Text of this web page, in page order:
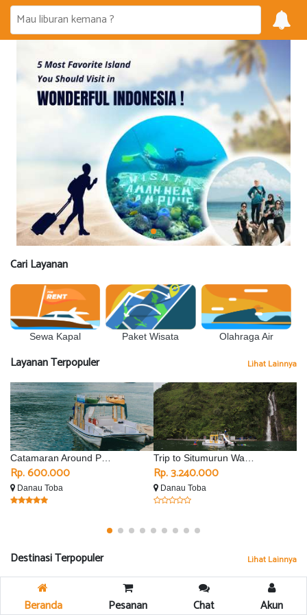
Cari Layanan
Sewa Kapal Paket Wisata Olahraga Air
Layanan Terpopuler Lihat Lainnya
Rp. 600.000
Danau Toba
Rp. 3.240.000
Danau Toba
Destinasi Terpopuler Lihat Lainnya
Beranda Pesanan Chat Akun